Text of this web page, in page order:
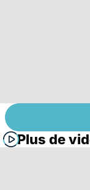
Plus de